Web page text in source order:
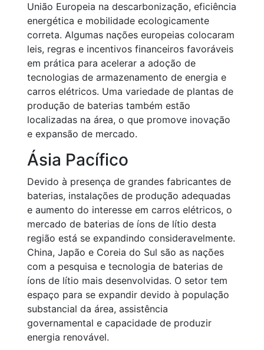
União Europeia na descarbonização, eficiência
energética e mobilidade ecologicamente
correta. Algumas nações europeias colocaram
leis, regras e incentivos financeiros favoráveis
em prática para acelerar a adoção de
tecnologias de armazenamento de energia e
carros elétricos. Uma variedade de plantas de
produção de baterias também estão
localizadas na área, o que promove inovação
e expansão de mercado.
Ásia Pacífico
Devido à presença de grandes fabricantes de
baterias, instalações de produção adequadas
e aumento do interesse em carros elétricos, o
mercado de baterias de íons de lítio desta
região está se expandindo consideravelmente.
China, Japão e Coreia do Sul são as nações
com a pesquisa e tecnologia de baterias de
íons de lítio mais desenvolvidas. O setor tem
espaço para se expandir devido à população
substancial da área, assistência
governamental e capacidade de produzir
energia renovável.